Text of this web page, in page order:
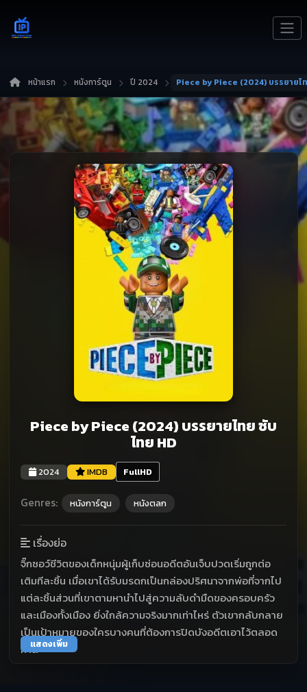
หน้าแรก หนังการ์ตูน ปี 2024
Piece by Piece (2024) บรรยายไทย ซับ
ไทย HD
2024 IMDB FullHD
Genres: หนังการ์ตูน หนังตลก
เรื่องย่อ
จิ๊กซอว์ชีวิตของเด็กหนุ่มผู้เก็บซ่อนอดีตอันเจ็บปวดเริ่มถูกต่อ
เติมทีละชิ้น เมื่อเขาได้รับมรดกเป็นกล่องปริศนาจากพ่อที่จากไป
แต่ละชิ้นส่วนที่เขาตามหานำไปสู่ความลับดำมืดของครอบครัว
และเมืองทั้งเมือง ยิ่งใกล้ความจริงมากเท่าไหร่ ตัวเขากลับกลาย
เป็นเป้าหมายของใครบางคนที่ต้องการปิดบังอดีตเอาไว้ตลอด
กาลแสดงเพิ่ม